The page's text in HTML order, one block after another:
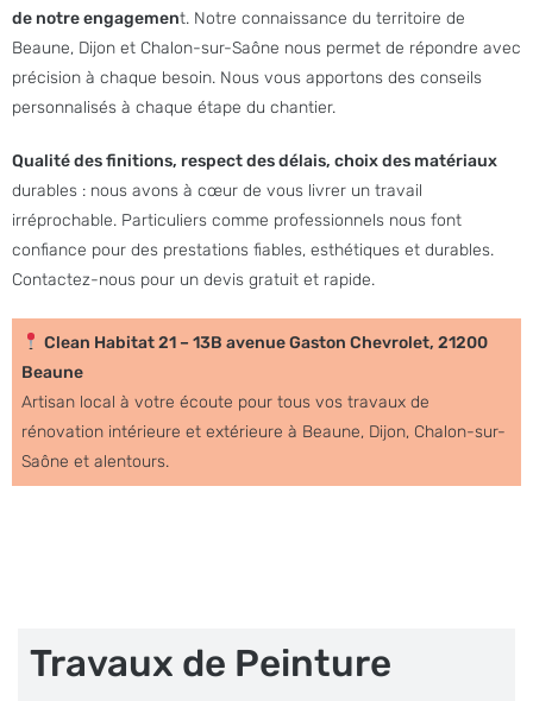
de notre engagement. Notre connaissance du territoire de
Beaune, Dijon et Chalon-sur-Saône nous permet de répondre avec
précision à chaque besoin. Nous vous apportons des conseils
personnalisés à chaque étape du chantier.
Qualité des finitions, respect des délais, choix des matériaux
durables : nous avons à cœur de vous livrer un travail
irréprochable. Particuliers comme professionnels nous font
confiance pour des prestations fiables, esthétiques et durables.
Contactez-nous pour un devis gratuit et rapide.
Clean Habitat 21– 13B avenue Gaston Chevrolet, 21200
Beaune
Artisan local à votre écoute pour tous vos travaux de
rénovation intérieure et extérieure à Beaune, Dijon, Chalon-sur-
Saône et alentours.
Travaux de Peinture